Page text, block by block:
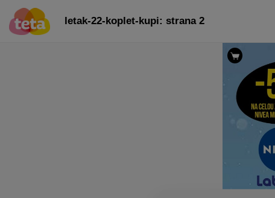
letak-22-koplet-kupi: strana 2